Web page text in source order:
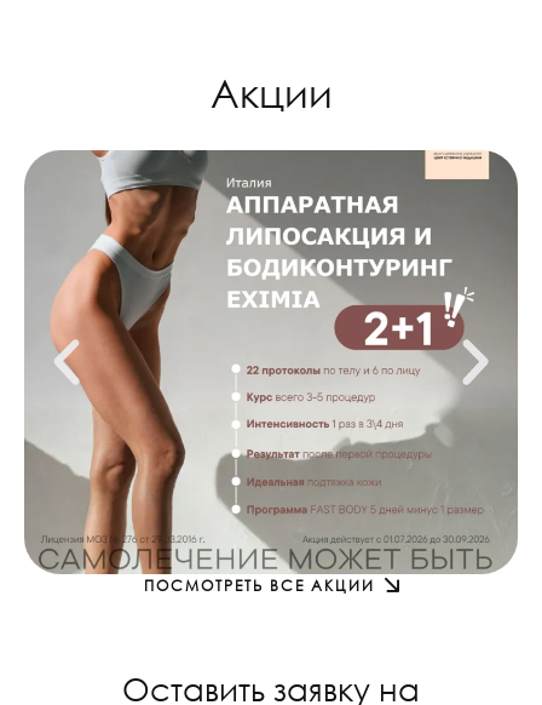
Акции
ПОСМОТРЕТЬ ВСЕ АКЦИИ
Оставить заявку на